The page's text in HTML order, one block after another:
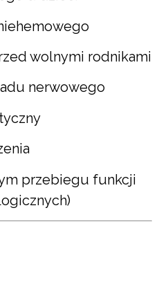
wolnymi rodnikami
nerwowego
przebiegu funkcji